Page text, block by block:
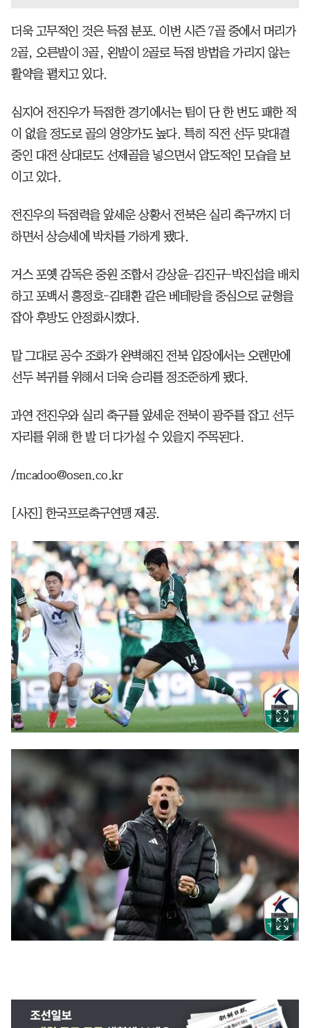
더욱 고무적인 것은 득점 분포. 이번 시즌 7골 중에서 머리가
2골, 오른발이 3골, 왼발이 2골로 득점 방법을 가리지 않는
활약을 펼치고 있다.
심지어 전진우가 득점한 경기에서는 팀이 단 한 번도 패한 적
이 없을 정도로 골의 영양가도 높다. 특히 직전 선두 맞대결
중인 대전 상대로도 선제골을 넣으면서 압도적인 모습을 보
이고 있다.
전진우의 득점력을 앞세운 상황서 전북은 실리 축구까지 더
하면서 상승세에 박차를 가하게 됐다.
거스 포옛 감독은 중원 조합서 강상윤-김진규-박진섭을 배치
하고 포백서 홍정호-김태환 같은 베테랑을 중심으로 균형을
잡아 후방도 안정화시켰다.
말 그대로 공수 조화가 완벽해진 전북 입장에서는 오랜만에
선두 복귀를 위해서 더욱 승리를 정조준하게 됐다.
과연 전진우와 실리 축구를 앞세운 전북이 광주를 잡고 선두
자리를 위해 한 발 더 다가설 수 있을지 주목된다.
/mcadoo@osen.co.kr
[사진] 한국프로축구연맹 제공.